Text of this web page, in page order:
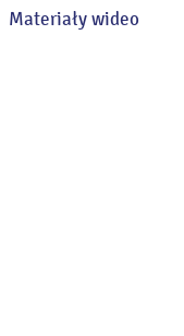
Materiały wideo